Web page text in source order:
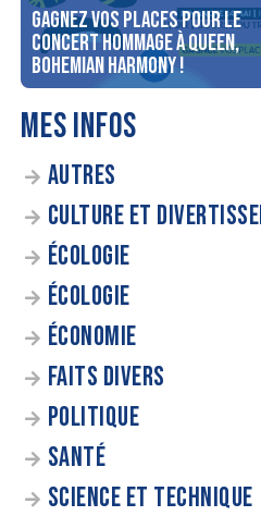
Gagnez vos places pour le
concert Hommage à Queen,
Bohemian Harmony !
MES INFOS
AUTRES
CULTURE ET
ÉCOLOGIE
ÉCOLOGIE
ÉCONOMIE
FAITS DIVERS
POLITIQUE
SANTÉ
SCIENCE ET TECHNIQUE